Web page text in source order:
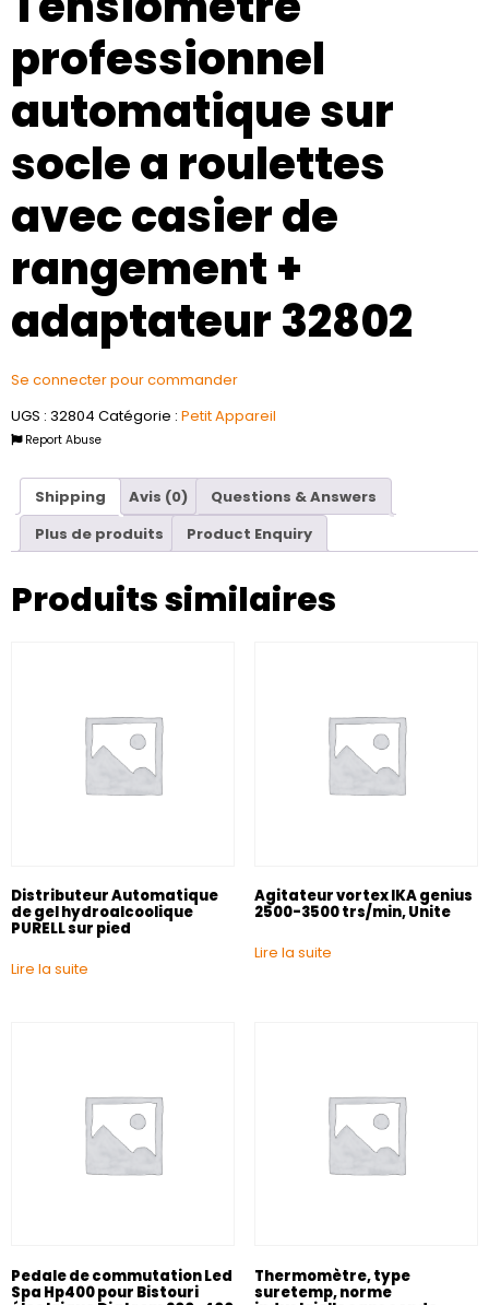
professionnel
automatique sur
socle a roulettes
avec casier de
rangement +
adaptateur 32802
Se connecter pour commander
UGS : 32804 Catégorie : Petit Appareil
Report Abuse
Shipping Avis (0)
Questions & Answers
Plus de produits
Product Enquiry
Produits similaires
Distributeur Automatique
de gel hydroalcoolique
PURELL sur pied
Lire la suite
Agitateur vortex IKA genius
2500-3500 trs/min, Unite
Lire la suite
Pedale de commutation Led
Spa Hp400 pour Bistouri
Thermomètre, type
suretemp, norme